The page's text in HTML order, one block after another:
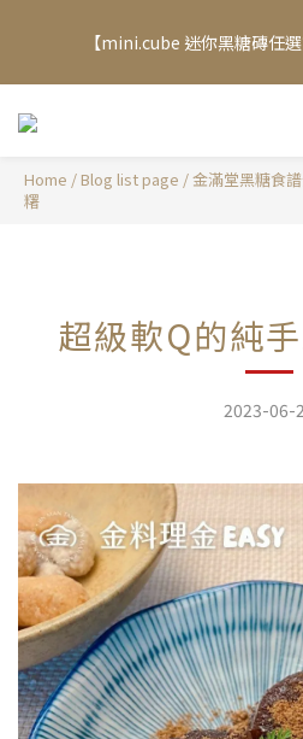
【mini.cube 迷你黑糖磚任
加入Line 官方帳號，送你$50優惠券
Home / Blog list page /金滿堂黑糖食
糬
超級軟Q的純
2023-06-